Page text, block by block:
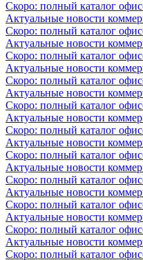
Скоро: полный каталог
Актуальные новости
Скоро: полный каталог
Актуальные новости
Скоро: полный каталог
Актуальные новости
Скоро: полный каталог
Актуальные новости
Скоро: полный каталог
Актуальные новости
Скоро: полный каталог
Актуальные новости
Скоро: полный каталог
Актуальные новости
Скоро: полный каталог
Актуальные новости
Скоро: полный каталог
Актуальные новости
Скоро: полный каталог
Актуальные новости
Скоро: полный каталог